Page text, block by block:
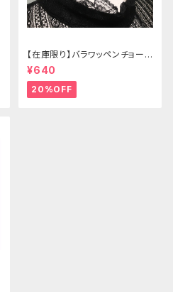
【在庫限り】バラワッペンチョーカ
ー
¥640
20%OFF